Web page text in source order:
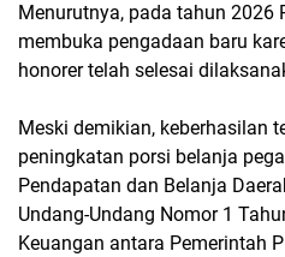
Menurutnya, pada tahun 2026
membuka pengadaan baru
honorer telah selesai
Meski demikian, keberhasilan
peningkatan porsi belanja
Pendapatan dan Belanja
Undang-Undang Nomor 1
Keuangan antara Pemerintah